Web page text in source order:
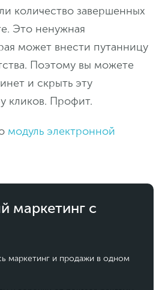
количество завершенных
Это ненужная
может внести путанницу
Поэтому вы можете
и скрыть эту
кликов. Профит.
модуль электронной
маркетинг с
маркетинг и продажи в одном